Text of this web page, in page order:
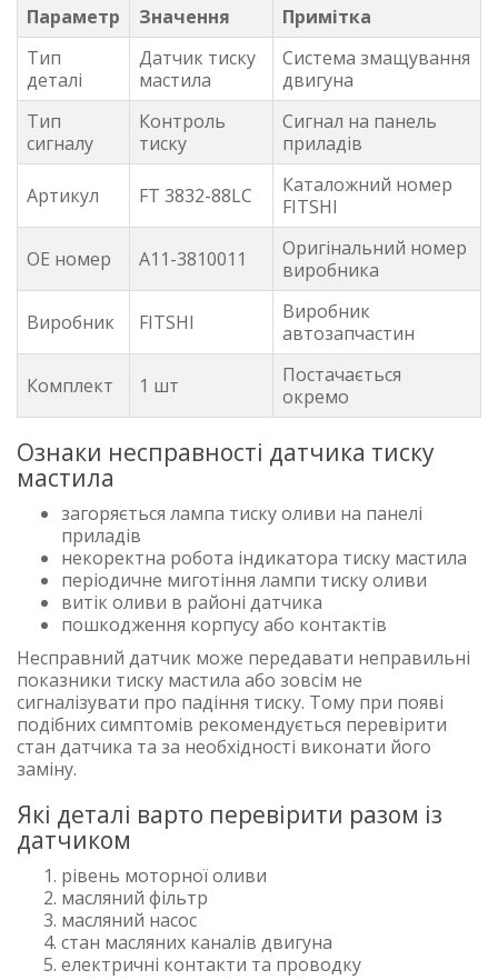
Параметр Значення
Примітка
Тип
деталі
Датчик тиску
мастила
Система змащування
двигуна
Тип
сигналу
Контроль
тиску
Сигнал на панель
приладів
Артикул FT 3832-88LC
Каталожний номер
FITSHI
OE номер A11-3810011
Оригінальний номер
виробника
Виробник FITSHI
Виробник
автозапчастин
Комплект 1 шт
Постачається
окремо
Ознаки несправності датчика тиску
мастила
загоряється лампа тиску оливи на панелі
приладів
некоректна робота індикатора тиску мастила
періодичне миготіння лампи тиску оливи
витік оливи в районі датчика
пошкодження корпусу або контактів
Несправний датчик може передавати неправильні
показники тиску мастила або зовсім не
сигналізувати про падіння тиску. Тому при появі
подібних симптомів рекомендується перевірити
стан датчика та за необхідності виконати його
заміну.
Які деталі варто перевірити разом із
датчиком
рівень моторної оливи
масляний фільтр
масляний насос
стан масляних каналів двигуна
електричні контакти та проводку